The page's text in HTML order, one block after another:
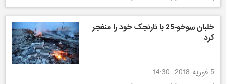
خلبان سوخو-25 با نارنجک خود را منفجر
کرد
5 فوریه 2018, 14:30